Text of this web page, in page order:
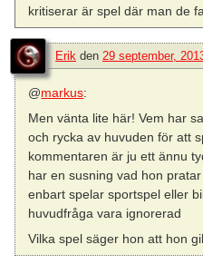
kritiserar är spel där man de
Erik den 29 september,
@markus:
Men vänta lite här! Vem har
och rycka av huvuden för att
kommentaren är ju ett ännu
har en susning vad hon
enbart spelar sportspel eller
huvudfråga vara ignorerad
Vilka spel säger hon att hon